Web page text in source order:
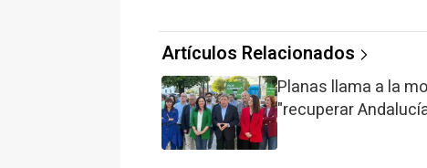
Artículos Relacionados
Planas llama a la
"recuperar